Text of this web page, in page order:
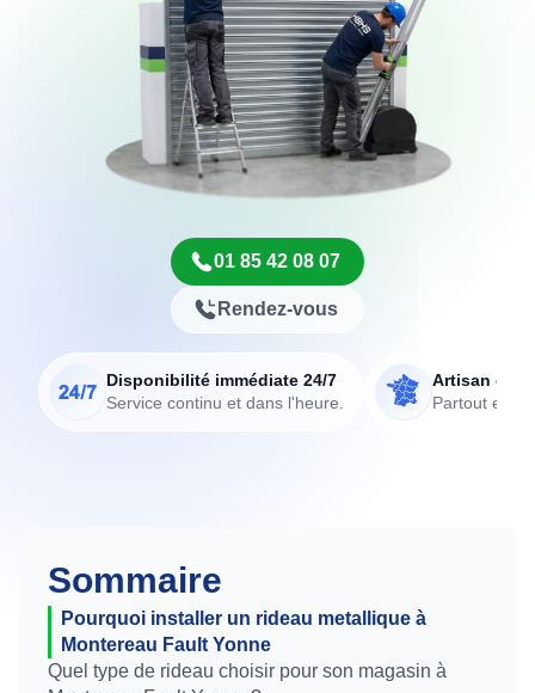
01 85 42 08 07
Rendez-vous
Disponibilité immédiate 24/7
Service continu et dans l'heure.
Artisan de
Partout en
Sommaire
Pourquoi installer un rideau metallique à
Montereau Fault Yonne
Quel type de rideau choisir pour son magasin à